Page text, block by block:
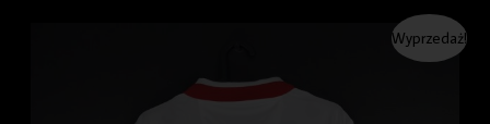
Wyprzedaż!
wynosiła:
349.99 zł. 299.99 zł.